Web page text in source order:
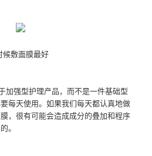
候敷面膜最好
加强型护理产品，而不是一件基础型
每天使用。如果我们每天都认真地做
，很有可能会造成成分的叠加和程序
。